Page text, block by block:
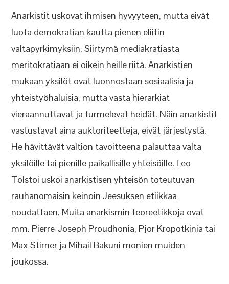
Anarkistit uskovat ihmisen hyvyyteen, mutta eivät
luota demokratian kautta pienen eliitin
valtapyrkimyksiin. Siirtymä mediakratiasta
meritokratiaan ei oikein heille riitä. Anarkistien
mukaan yksilöt ovat luonnostaan sosiaalisia ja
yhteistyöhaluisia, mutta vasta hierarkiat
vieraannuttavat ja turmelevat heidät. Näin anarkistit
vastustavat aina auktoriteetteja, eivät järjestystä.
He hävittävät valtion tavoitteena palauttaa valta
yksilöille tai pienille paikallisille yhteisöille. Leo
Tolstoi uskoi anarkistisen yhteisön toteutuvan
rauhanomaisin keinoin Jeesuksen etiikkaa
noudattaen. Muita anarkismin teoreetikkoja ovat
mm. Pierre-Joseph Proudhonia, Pjor Kropotkinia tai
Max Stirner ja Mihail Bakuni monien muiden
joukossa.